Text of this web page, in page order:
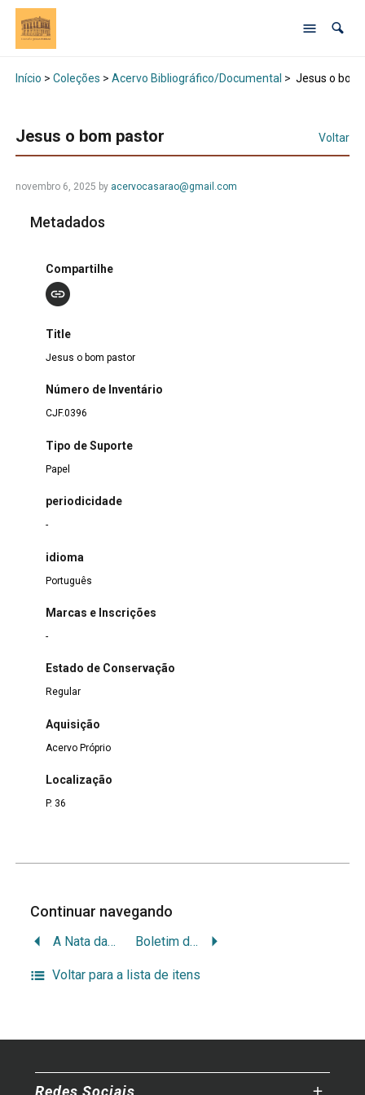
Início > Coleções > Acervo Bibliográfico/Documental > Jesus o bom
Jesus o bom pastor Voltar
novembro 6, 2025 by acervocasarao@gmail.com
Metadados
Compartilhe
Title
Jesus o bom pastor
Número de Inventário
CJF.0396
Tipo de Suporte
Papel
periodicidade
-
idioma
Português
Marcas e Inscrições
-
Estado de Conservação
Regular
Aquisição
Acervo Próprio
Localização
P. 36
Continuar navegando
A Nata da Agricultura Conselhos Práticos Boletim da devoção de s.jose órgam das boas obras em favor dos pobres
Voltar para a lista de itens